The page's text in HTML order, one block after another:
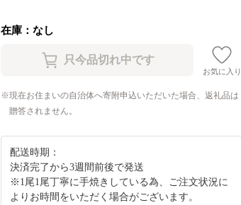
在庫：なし
お気に入り
現在お住まいの自治体へ寄附申込いただいた場合、返礼品は
贈答されません。
配送時期：
決済完了から3週間前後で発送
※1尾1尾丁寧に手焼きしている為、ご注文状況に
よりお時間をいただく場合がございます。